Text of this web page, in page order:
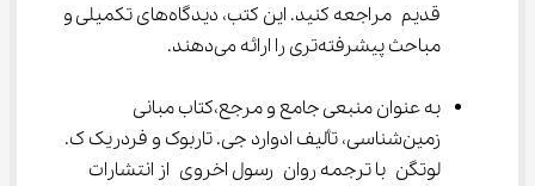
قدیم مراجعه کنید. این کتب، دیدگاه‌های تکمیلی و
مباحث پیشرفته‌تری را ارائه می‌دهند.
به عنوان منبعی جامع و مرجع،کتاب مبانی
زمین‌شناسی، تألیف ادوارد جی. تاربوک و فردریک ک.
لوتگن با ترجمه روان رسول اخروی از انتشارات